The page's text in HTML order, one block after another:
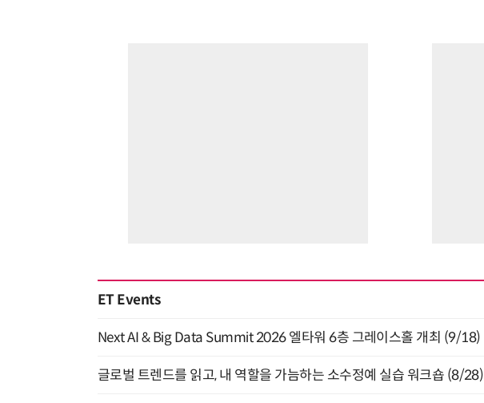
ET Events
Next AI & Big Data Summit 2026 엘타워 6층 그레이스홀 개최 (9/18)
글로벌 트렌드를 읽고, 내 역할을 가늠하는 소수정예 실습 워크숍 (8/28)